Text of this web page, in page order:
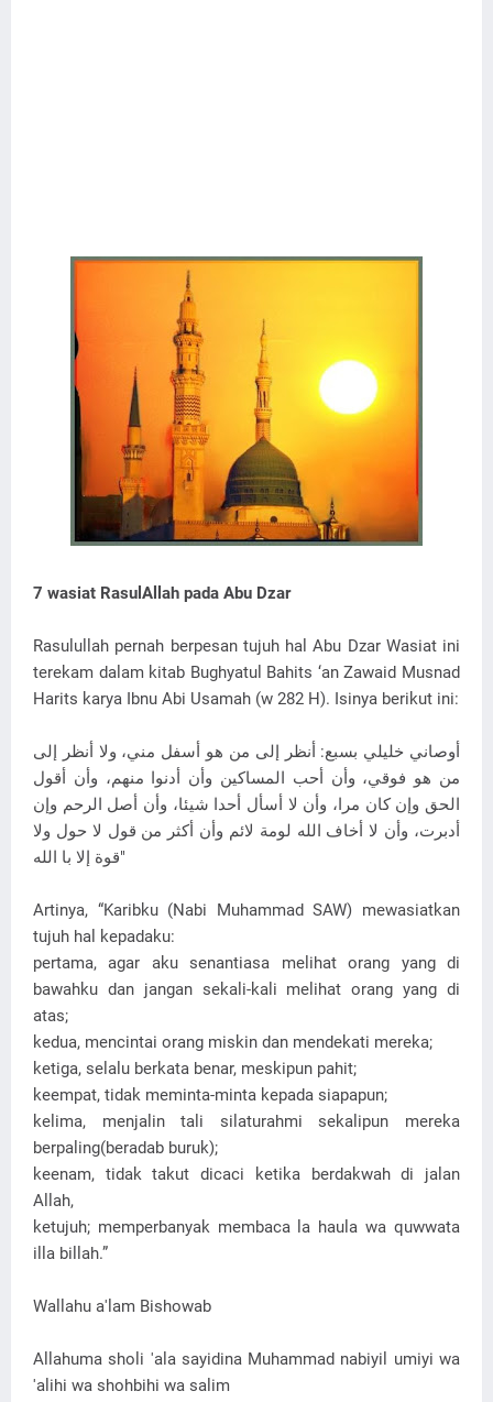
7 wasiat RasulAllah pada Abu Dzar
Rasulullah pernah berpesan tujuh hal Abu Dzar Wasiat ini
terekam dalam kitab Bughyatul Bahits ‘an Zawaid Musnad
Harits karya Ibnu Abi Usamah (w 282 H). Isinya berikut ini:
أوصاني خليلي بسبع: أنظر إلى من هو أسفل مني، ولا أنظر إلى
من هو فوقي، وأن أحب المساكين وأن أدنوا منهم، وأن أقول
الحق وإن كان مرا، وأن لا أسأل أحدا شيئا، وأن أصل الرحم وإن
أدبرت، وأن لا أخاف الله لومة لائم وأن أكثر من قول لا حول ولا
قوة إلا با الله"
Artinya, “Karibku (Nabi Muhammad SAW) mewasiatkan
tujuh hal kepadaku:
pertama, agar aku senantiasa melihat orang yang di
bawahku dan jangan sekali-kali melihat orang yang di
atas;
kedua, mencintai orang miskin dan mendekati mereka;
ketiga, selalu berkata benar, meskipun pahit;
keempat, tidak meminta-minta kepada siapapun;
kelima, menjalin tali silaturahmi sekalipun mereka
berpaling(beradab buruk);
keenam, tidak takut dicaci ketika berdakwah di jalan
Allah,
ketujuh; memperbanyak membaca la haula wa quwwata
illa billah.”
Wallahu a'lam Bishowab
Allahuma sholi 'ala sayidina Muhammad nabiyil umiyi wa
'alihi wa shohbihi wa salim